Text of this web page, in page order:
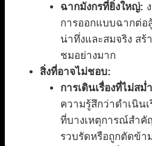
ฉากมังกรที่ยิ่งใหญ่:
การออกแบบฉากต่อ
น่าทึ่งและสมจริง สร้
ชมอย่างมาก
สิ่งที่อาจไม่ชอบ:
การเดินเรื่องที่ไม่สม่
ความรู้สึกว่าดำเนิน
ที่บางเหตุการณ์สำคั
รวบรัดหรือถูกตัดข้า